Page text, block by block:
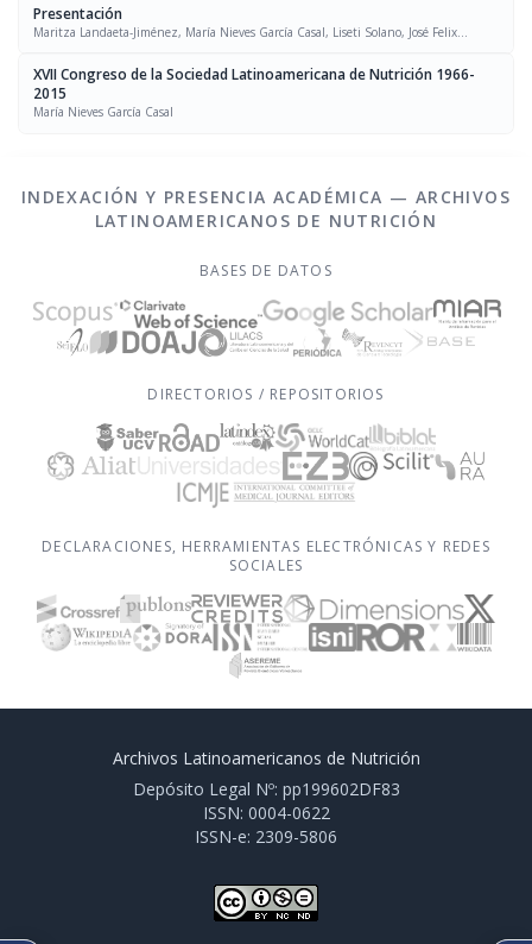
Presentación
Maritza Landaeta-Jiménez, María Nieves García Casal, Liseti Solano, José Felix
XVII Congreso de la Sociedad Latinoamericana de Nutrición 1966-
2015
María Nieves García Casal
INDEXACIÓN Y PRESENCIA ACADÉMICA — ARCHIVOS
LATINOAMERICANOS DE NUTRICIÓN
BASES DE DATOS
DIRECTORIOS / REPOSITORIOS
DECLARACIONES, HERRAMIENTAS ELECTRÓNICAS Y REDES
SOCIALES
Archivos Latinoamericanos de Nutrición
Depósito Legal Nº: pp199602DF83
ISSN: 0004-0622
ISSN-e: 2309-5806